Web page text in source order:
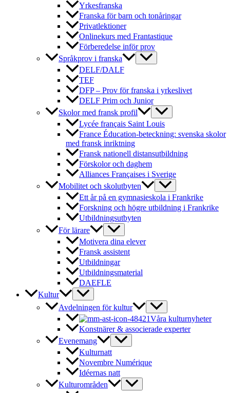
Yrkesfranska
Franska för barn och tonåringar
Privatlektioner
Onlinekurs med Frantastique
Förberedelse inför prov
Språkprov i franska
DELF/DALF
TEF
DFP – Prov för franska i yrkeslivet
DELF Prim och Junior
Skolor med fransk profil
Lycée français Saint Louis
France Éducation-beteckning: svenska skolor
med fransk inriktning
Fransk nationell distansutbildning
Förskolor och daghem
Alliances Françaises i Sverige
Mobilitet och skolutbyten
Ett år på en gymnasieskola i Frankrike
Forskning och högre utbildning i Frankrike
Utbildningsutbyten
För lärare
Motivera dina elever
Fransk assistent
Utbildningar
Utbildningsmaterial
DAEFLE
Kultur
Avdelningen för kultur
Våra kulturnyheter
Konstnärer & associerade experter
Evenemang
Kulturnatt
Novembre Numérique
Idéernas natt
Kulturområden